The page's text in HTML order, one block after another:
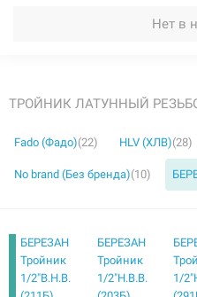
Нет в
ТРОЙНИК ЛАТУННЫЙ
Fado (Фадо)(22) HLV (ХЛВ)(28)
No brand (Без бренда)(10)
БЕРЕЗАН
Тройник
1/2"В.Н.В.
БЕРЕЗАН
Тройник
1/2"Н.В.В.
1/